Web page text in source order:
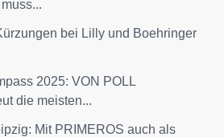
bei Lilly und Boehringer
2025: VON POLL
die meisten...
Mit PRIMEROS auch als